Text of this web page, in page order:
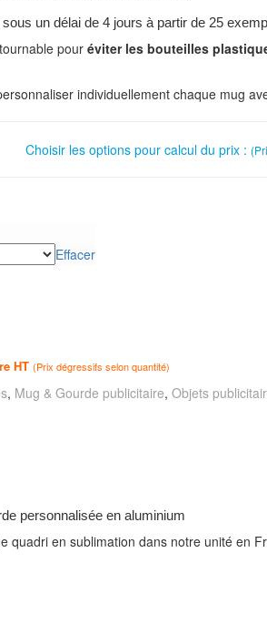
un délai de 4 jours à partir de 25
pour éviter les bouteilles
individuellement chaque mug
Choisir les options pour calcul du prix :
Effacer
HT (Prix dégressifs selon quantité)
, Mug & Gourde publicitaire, Objets
personnalisée en aluminium
quadri en sublimation dans notre unité en